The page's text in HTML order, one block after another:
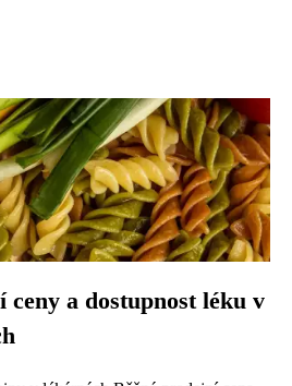
ceny a dostupnost léku v